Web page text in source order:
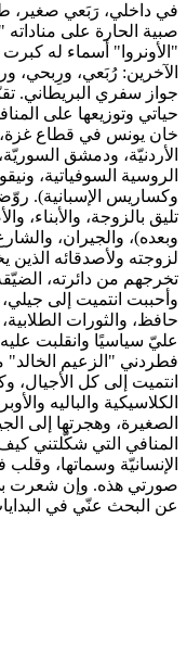
في داخلي، رَبَعي صغير،
صبية الحارة على
"الأونروا" أسماء له
الآخرين: رُبَعي، ورِبحي،
جواز سفري البريطاني.
حياتي وتوزيعها على
خان يونس في قطاع غزة،
الأردنيّة، ودمشق
الروسية السوفياتية،
وكساريس الإسبانية).
تليق بالزوجة، والأبناء،
وبعده)، والجيران،
لزوجته ولأصدقائه الذين
تخرجهم من دائرته،
وأحببت انتميت إلى جيلي،
حافظ، والثورات
عليّ سياسيًا وانقلبت
انتميت إلى كل الأجيال،
الكلاسيكية والباليه
الصغيرة، وهجرتها إلى
المنافي التي شكّلتني
الإنسانيّة وسماتها،
صورتي هذه. وإن شعرت
عن البحث عنّي في